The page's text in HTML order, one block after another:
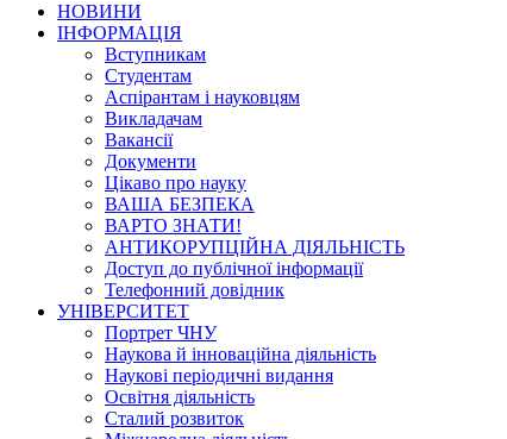
НОВИНИ
ІНФОРМАЦІЯ
Вступникам
Студентам
Аспірантам і науковцям
Викладачам
Вакансії
Документи
Цікаво про науку
ВАША БЕЗПЕКА
ВАРТО ЗНАТИ!
АНТИКОРУПЦІЙНА ДІЯЛЬНІСТЬ
Доступ до публічної інформації
Телефонний довідник
УНІВЕРСИТЕТ
Портрет ЧНУ
Наукова й інноваційна діяльність
Наукові періодичні видання
Освітня діяльність
Сталий розвиток